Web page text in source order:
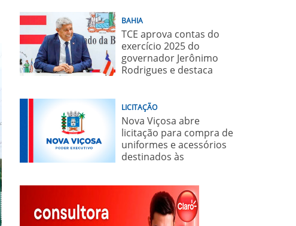
BAHIA
TCE aprova contas do
exercício 2025 do
governador Jerônimo
Rodrigues e destaca
LICITAÇÃO
Nova Viçosa abre
licitação para compra de
uniformes e acessórios
destinados às